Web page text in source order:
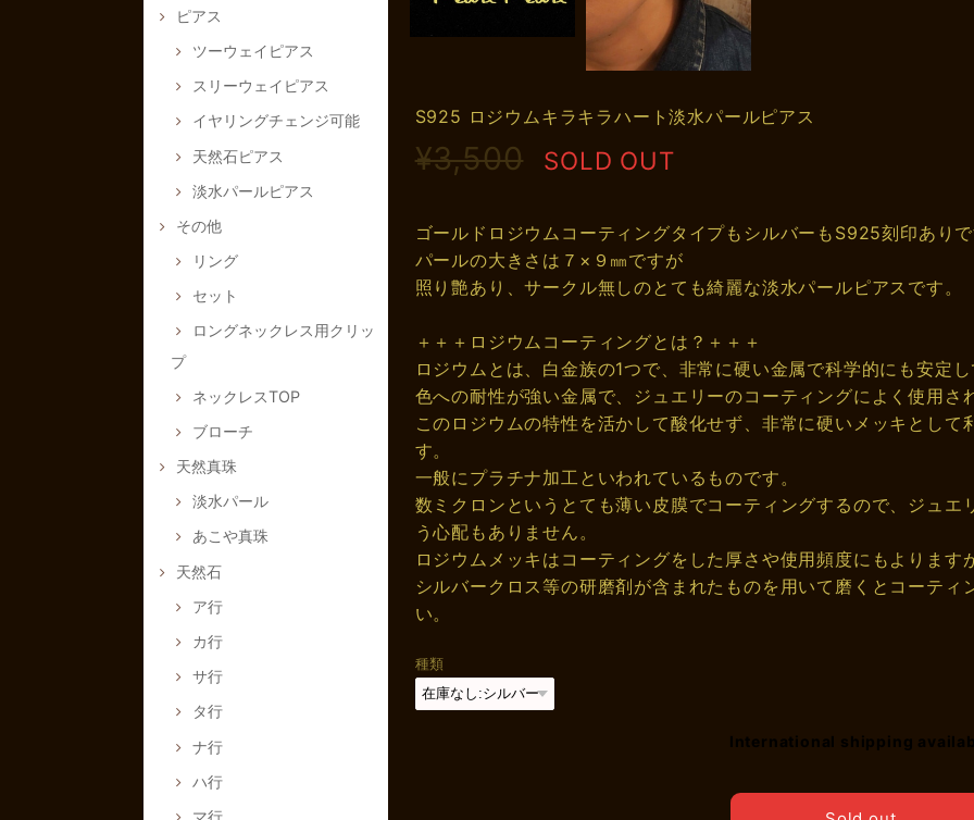
ピアス
ツーウェイピアス
スリーウェイピアス
イヤリングチェンジ可能
天然石ピアス
淡水パールピアス
その他
リング
セット
ロングネックレス用クリッ
プ
ネックレスTOP
ブローチ
天然真珠
淡水パール
あこや真珠
天然石
ア行
カ行
サ行
タ行
ナ行
ハ行
マ行
S925 ロジウムキラキラハート淡水パールピアス
¥3,500 SOLD OUT
ゴールドロジウムコーティングタイプもシルバーもS925刻印あり
パールの大きさは７×９㎜ですが
照り艶あり、サークル無しのとても綺麗な淡水パールピアスです。
＋＋＋ロジウムコーティングとは？＋＋＋
ロジウムとは、白金族の1つで、非常に硬い金属で科学的にも安定
色への耐性が強い金属で、ジュエリーのコーティングによく使用さ
このロジウムの特性を活かして酸化せず、非常に硬いメッキとし
す。
一般にプラチナ加工といわれているものです。
数ミクロンというとても薄い皮膜でコーティングするので、ジュ
う心配もありません。
ロジウムメッキはコーティングをした厚さや使用頻度にもよります
シルバークロス等の研磨剤が含まれたものを用いて磨くとコーテ
い。
種類
International shipping